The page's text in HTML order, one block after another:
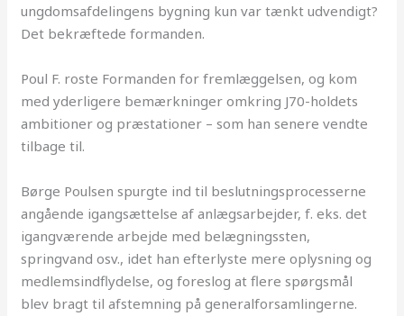
ungdomsafdelingens bygning kun var tænkt udvendigt?
Det bekræftede formanden.
Poul F. roste Formanden for fremlæggelsen, og kom
med yderligere bemærkninger omkring J70-holdets
ambitioner og præstationer – som han senere vendte
tilbage til.
Børge Poulsen spurgte ind til beslutningsprocesserne
angående igangsættelse af anlægsarbejder, f. eks. det
igangværende arbejde med belægningssten,
springvand osv., idet han efterlyste mere oplysning og
medlemsindflydelse, og foreslog at flere spørgsmål
blev bragt til afstemning på generalforsamlingerne.